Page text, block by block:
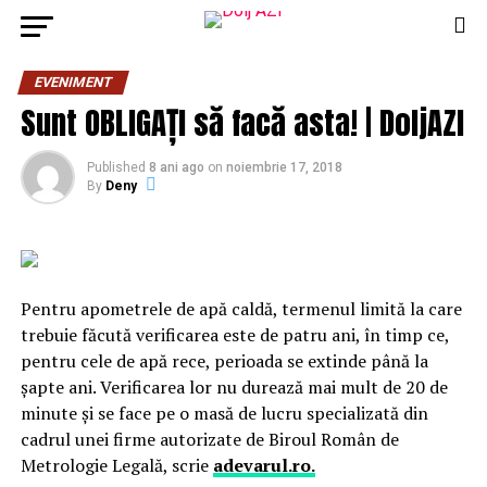
EVENIMENT
Sunt OBLIGAȚI să facă asta! | DoljAZI
Published 8 ani ago on noiembrie 17, 2018
By Deny
Pentru apometrele de apă caldă, termenul limită la care
trebuie făcută verificarea este de patru ani, în timp ce,
pentru cele de apă rece, perioada se extinde până la
şapte ani. Verificarea lor nu durează mai mult de 20 de
minute şi se face pe o masă de lucru specializată din
cadrul unei firme autorizate de Biroul Român de
Metrologie Legală, scrie adevarul.ro.